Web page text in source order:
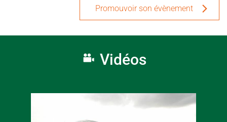
Promouvoir son évènement
Vidéos